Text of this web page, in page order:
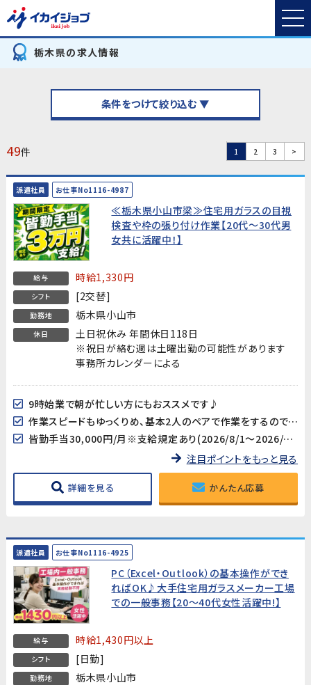
栃木県の求人情報
条件をつけて絞り込む ▼
49件 1 2 3 >
派遣社員 お仕事No1116-4987
≪栃木県小山市梁≫住宅用ガラスの目視
検査や枠の張り付け作業【20代～30代男
女共に活躍中！】
給与 時給1,330円
シフト [2交替]
勤務地 栃木県小山市
休日
土日祝休み 年間休日118日
※祝日が絡む週は土曜出勤の可能性があります
事務所カレンダーによる
9時始業で朝が忙しい方にもおススメです♪
作業スピードもゆっくりめ、基本2人のペアで作業をするので、初めての方でも無理なく確認しながら進めることができます！
皆勤手当30,000円/月※支給規定あり(2026/8/1～2026/12/31の期間限定支給)
注目ポイントをもっと見る
詳細を見る かんたん応募
派遣社員 お仕事No1116-4925
PC（Excel・Outlook）の基本操作ができ
ればOK♪大手住宅用ガラスメーカー工場
での一般事務【20～40代女性活躍中!】
給与 時給1,430円以上
シフト [日勤]
勤務地 栃木県小山市